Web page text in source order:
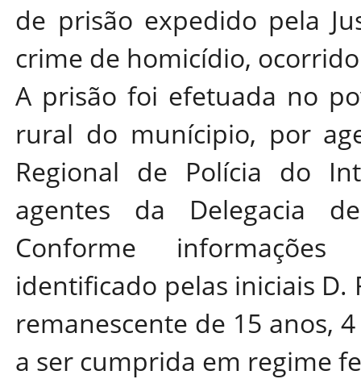
de prisão expedido pela
crime de homicídio,
A prisão foi efetuada no
rural do munícipio, por
Regional de Polícia do
agentes da Delegacia
Conforme
identificado pelas iniciais D.
remanescente de 15 anos,
a ser cumprida em regime